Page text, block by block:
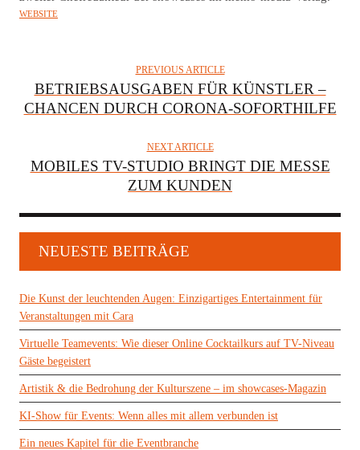
WEBSITE
PREVIOUS ARTICLE
BETRIEBSAUSGABEN FÜR KÜNSTLER –
CHANCEN DURCH CORONA-SOFORTHILFE
NEXT ARTICLE
MOBILES TV-STUDIO BRINGT DIE MESSE
ZUM KUNDEN
NEUESTE BEITRÄGE
Die Kunst der leuchtenden Augen: Einzigartiges Entertainment für
Veranstaltungen mit Cara
Virtuelle Teamevents: Wie dieser Online Cocktailkurs auf TV-Niveau
Gäste begeistert
Artistik & die Bedrohung der Kulturszene – im showcases-Magazin
KI-Show für Events: Wenn alles mit allem verbunden ist
Ein neues Kapitel für die Eventbranche